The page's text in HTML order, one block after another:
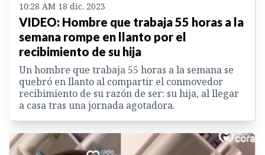
10:28 AM 18 dic. 2023
VIDEO: Hombre que trabaja 55 horas a la
semana rompe en llanto por el
recibimiento de su hija
Un hombre que trabaja 55 horas a la semana se
quebró en llanto al compartir el conmovedor
recibimiento de su razón de ser: su hija, al llegar
a casa tras una jornada agotadora.